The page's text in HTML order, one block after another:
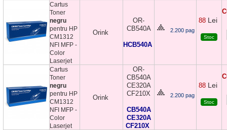
Cartus
Toner
negru
pentru HP
CM1312
NFI MFP -
Color
Laserjet
Orink
OR-
CB540A
HCB540A
2.200 pag
88 Lei
Stoc
Cartus
Toner
negru
pentru HP
CM1312
NFI MFP -
Color
Laserjet
Orink
OR-
CB540A
CE320A
CF210X
CB540A
CE320A
CF210X
2.200 pag
88 Lei
Stoc